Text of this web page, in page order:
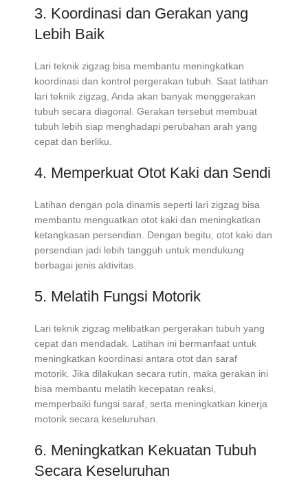
3. Koordinasi dan Gerakan yang
Lebih Baik
Lari teknik zigzag bisa membantu meningkatkan
koordinasi dan kontrol pergerakan tubuh. Saat latihan
lari teknik zigzag, Anda akan banyak menggerakan
tubuh secara diagonal. Gerakan tersebut membuat
tubuh lebih siap menghadapi perubahan arah yang
cepat dan berliku.
4. Memperkuat Otot Kaki dan Sendi
Latihan dengan pola dinamis seperti lari zigzag bisa
membantu menguatkan otot kaki dan meningkatkan
ketangkasan persendian. Dengan begitu, otot kaki dan
persendian jadi lebih tangguh untuk mendukung
berbagai jenis aktivitas.
5. Melatih Fungsi Motorik
Lari teknik zigzag melibatkan pergerakan tubuh yang
cepat dan mendadak. Latihan ini bermanfaat untuk
meningkatkan koordinasi antara otot dan saraf
motorik. Jika dilakukan secara rutin, maka gerakan ini
bisa membantu melatih kecepatan reaksi,
memperbaiki fungsi saraf, serta meningkatkan kinerja
motorik secara keseluruhan.
6. Meningkatkan Kekuatan Tubuh
Secara Keseluruhan